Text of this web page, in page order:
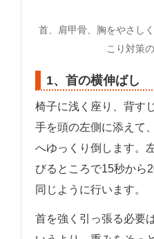
首、肩甲骨、胸をやさし
こり対策
1、首の横伸ばし
椅子に浅く座り、背す
手を頭の左側に添えて
へゆっくり倒します。
びるところで15秒から
同じように行います。
首を強く引っ張る必要